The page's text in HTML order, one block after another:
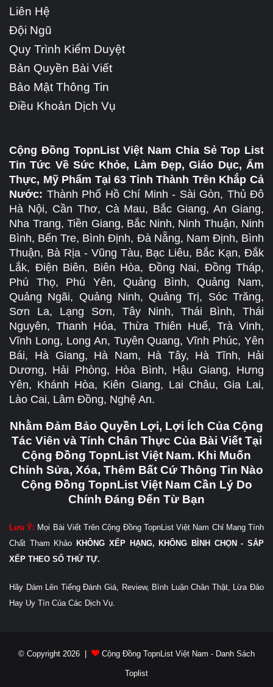
Liên Hệ
Đội Ngũ
Quy Trình Kiểm Duyệt
Bản Quyền Bài Viết
Bảo Mật Thông Tin
Điều Khoản Dịch Vụ
Cộng Đồng TopnList Việt Nam Chia Sẻ Top List
Tin Tức Về Sức Khỏe, Làm Đẹp, Giáo Dục, Ẩm
Thực, Mỹ Phẩm Tại 63 Tỉnh Thành Trên Khắp Cả
Nước: Thành Phố Hồ Chí Minh - Sài Gòn, Thủ Đô
Hà Nội, Cần Thơ, Cà Mau, Bắc Giang, An Giang,
Nha Trang, Tiền Giang, Bắc Ninh, Ninh Thuận, Ninh
Bình, Bến Tre, Bình Định, Đà Nẵng, Nam Định, Bình
Thuận, Bà Rịa - Vũng Tàu, Bạc Liêu, Bắc Kạn, Đắk
Lắk, Điện Biên, Biên Hòa, Đồng Nai, Đồng Tháp,
Phú Thọ, Phú Yên, Quảng Bình, Quảng Nam,
Quảng Ngãi, Quảng Ninh, Quảng Trị, Sóc Trăng,
Sơn La, Lạng Sơn, Tây Ninh, Thái Bình, Thái
Nguyên, Thanh Hóa, Thừa Thiên Huế, Trà Vinh,
Vĩnh Long, Long An, Tuyên Quang, Vĩnh Phúc, Yên
Bái, Hà Giang, Hà Nam, Hà Tây, Hà Tĩnh, Hải
Dương, Hải Phòng, Hòa Bình, Hậu Giang, Hưng
Yên, Khánh Hòa, Kiên Giang, Lai Châu, Gia Lai,
Lào Cai, Lâm Đồng, Nghệ An.
Nhằm Đảm Bảo Quyền Lợi, Lợi Ích Của Cộng
Tác Viên và Tính Chân Thực Của Bài Viết Tại
Cộng Đồng TopnList Việt Nam. Khi Muốn
Chỉnh Sửa, Xóa, Thêm Bất Cứ Thông Tin Nào
Cộng Đồng TopnList Việt Nam Cần Lý Do
Chính Đáng Đến Từ Bạn
Lưu Ý: Mọi Bài Viết Trên Cộng Đồng TopnList Việt Nam Chỉ Mang Tính
Chất Tham Khảo KHÔNG XẾP HẠNG, KHÔNG BÌNH CHỌN - SẮP
XẾP THEO SỐ THỨ TỰ.
Hãy Dám Lên Tiếng Đánh Giá, Review, Bình Luận Chân Thật, Lừa Đảo
Hay Uy Tín Của Các Dịch Vụ.
© Copyright 2026 | Cộng Đồng TopnList Việt Nam - Danh Sách
Toplist